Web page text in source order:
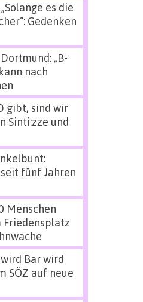
„Solange es die
Gedenken
„B-
nach
gibt, sind wir
Sinti:zze und
fünf Jahren
Menschen
Friedensplatz
Bar wird
SÖZ auf neue